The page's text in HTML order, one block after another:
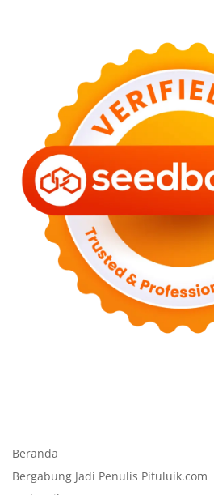
Beranda
Bergabung Jadi Penulis Pituluik.com